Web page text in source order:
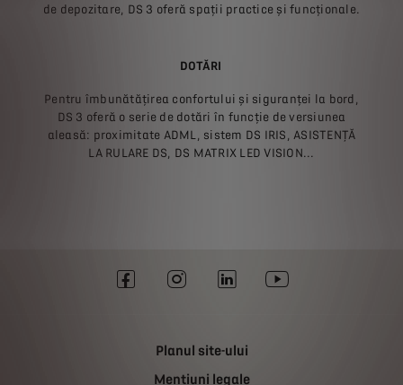
de depozitare, DS 3 oferă spații practice și funcționale.
DOTĂRI
Pentru îmbunătățirea confortului și siguranței la bord,
DS 3 oferă o serie de dotări în funcție de versiunea
aleasă: proximitate ADML, sistem DS IRIS, ASISTENȚĂ
LA RULARE DS, DS MATRIX LED VISION...
Planul site-ului
Mențiuni legale